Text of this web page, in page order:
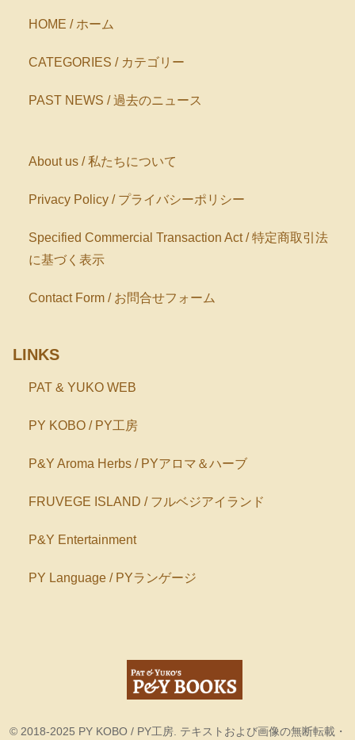
HOME / ホーム
CATEGORIES / カテゴリー
PAST NEWS / 過去のニュース
About us / 私たちについて
Privacy Policy / プライバシーポリシー
Specified Commercial Transaction Act / 特定商取引法
に基づく表示
Contact Form / お問合せフォーム
LINKS
PAT & YUKO WEB
PY KOBO / PY工房
P&Y Aroma Herbs / PYアロマ＆ハーブ
FRUVEGE ISLAND / フルベジアイランド
P&Y Entertainment
PY Language / PYランゲージ
© 2018-2025 PY KOBO / PY工房. テキストおよび画像の無断転載・